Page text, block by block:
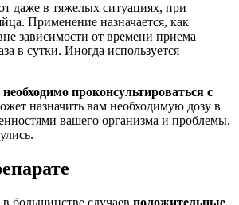
даже в тяжелых ситуациях, при
Применение назначается, как
зависимости от времени приема
в сутки. Иногда используется
необходимо проконсультироваться с
назначить вам необходимую дозу в
вашего организма и проблемы,